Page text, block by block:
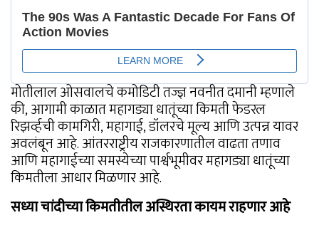
मोतीलाल ओसवालचे कमोडिटी तज्ज्ञ नवनीत दमानी म्हणाले
की, आगामी काळात महागड्या धातूंच्या किमती फेडरल
रिझर्व्हची कामगिरी, महागाई, डॉलरचे मूल्य आणि उत्पन्न यावर
अवलंबून आहे. आंतरराष्ट्रीय राजकारणातील वाढता तणाव
आणि महागाईच्या समस्येच्या पार्श्वभूमीवर महागड्या धातूंच्या
किमतीला आधार मिळणार आहे.
सध्या चांदीच्या किमतीतील अस्थिरता कायम राहणार आहे